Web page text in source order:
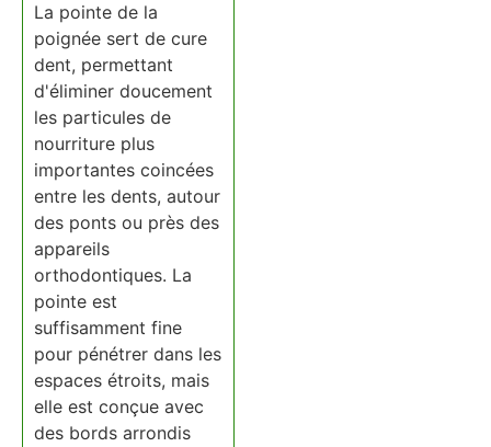
La pointe de la
poignée sert de cure
dent, permettant
d'éliminer doucement
les particules de
nourriture plus
importantes coincées
entre les dents, autour
des ponts ou près des
appareils
orthodontiques. La
pointe est
suffisamment fine
pour pénétrer dans les
espaces étroits, mais
elle est conçue avec
des bords arrondis